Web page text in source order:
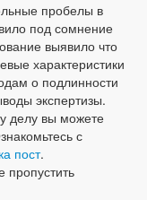
пробелы в
под сомнение
выявило что
характеристики
о подлинности
экспертизы.
делу вы можете
с
пост.
пропустить